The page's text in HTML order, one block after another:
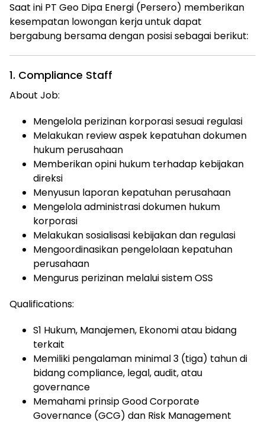
Saat ini PT Geo Dipa Energi (Persero) memberikan
kesempatan lowongan kerja untuk dapat
bergabung bersama dengan posisi sebagai berikut:
1. Compliance Staff
About Job:
Mengelola perizinan korporasi sesuai regulasi
Melakukan review aspek kepatuhan dokumen
hukum perusahaan
Memberikan opini hukum terhadap kebijakan
direksi
Menyusun laporan kepatuhan perusahaan
Mengelola administrasi dokumen hukum
korporasi
Melakukan sosialisasi kebijakan dan regulasi
Mengoordinasikan pengelolaan kepatuhan
perusahaan
Mengurus perizinan melalui sistem OSS
Qualifications:
S1 Hukum, Manajemen, Ekonomi atau bidang
terkait
Memiliki pengalaman minimal 3 (tiga) tahun di
bidang compliance, legal, audit, atau
governance
Memahami prinsip Good Corporate
Governance (GCG) dan Risk Management